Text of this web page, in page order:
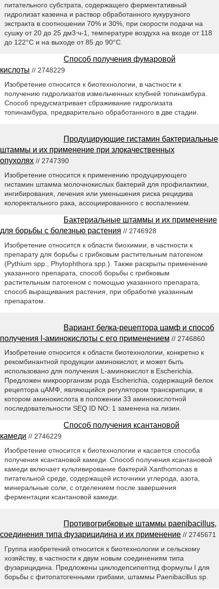
питательного субстрата, содержащего ферментативный
гидролизат казеина и раствор обработанного кукурузного
экстракта в соотношении 70% и 30%, при скорости подачи на
сушку от 20 до 25 дм3⋅ч-1, температуре воздуха на входе от 118
до 122°С и на выходе от 85 до 90°С.
Способ получения фумаровой
кислоты // 2748229
Изобретение относится к биотехнологии, в частности к
получению гидролизатов измельченных клубней топинамбура.
Способ предусматривает сбраживание гидролизата
топинамбура, предварительно обработанного в две стадии.
Продуцирующие гистамин бактериальные
штаммы и их применение при злокачественных
опухолях // 2747390
Изобретение относится к применению продуцирующего
гистамин штамма молочнокислых бактерий для профилактики,
ингибирования, лечения или уменьшения риска рецидива
колоректального рака, ассоциированного с воспалением.
Бактериальные штаммы и их применение
для борьбы с болезнью растения // 2746928
Изобретение относится к области биохимии, в частности к
препарату для борьбы с грибковым растительным патогеном
(Pythium spp., Phytophthora spp.). Также раскрыты применение
указанного препарата, способ борьбы с грибковым
растительным патогеном с помощью указанного препарата,
способ выращивания растения, при обработке указанным
препаратом.
Вариант белка-рецептора цамф и способ
получения l-аминокислоты с его применением // 2746860
Изобретение относится к области биотехнологии, конкретно к
рекомбинантной продукции аминокислот, и может быть
использовано для получения L-аминокислот в Escherichia.
Предложен микроорганизм рода Escherichia, содержащий белок
рецептора цАМФ, являющийся регулятором транскрипции, в
котором аминокислота в положении 33 аминокислотной
последовательности SEQ ID NO: 1 заменена на лизин.
Способ получения ксантановой
камеди // 2746229
Изобретение относится к биотехнологии и касается способа
получения ксантановой камеди. Способ получения ксантановой
камеди включает культивирование бактерий Xanthomonas в
питательной среде, содержащей источники углерода, азота,
минеральные соли, с отделением после завершения
ферментации ксантановой камеди.
Противогрибковые штаммы paenibacillus,
соединения типа фузарицидина и их применение // 2745671
Группа изобретений относится к биотехнологии и сельскому
хозяйству, в частности к двум новым соединениям типа
фузарицидина. Предложены циклодепсипептид формулы I для
борьбы с фитопатогенными грибами, штаммы Paenibacillus sp.